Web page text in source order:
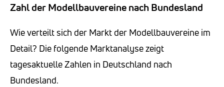
Zahl der Modellbauvereine nach Bundesland
Wie verteilt sich der Markt der Modellbauvereine im
Detail? Die folgende Marktanalyse zeigt
tagesaktuelle Zahlen in Deutschland nach
Bundesland.